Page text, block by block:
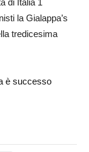
di Italia 1
la Gialappa’s
tredicesima
è successo